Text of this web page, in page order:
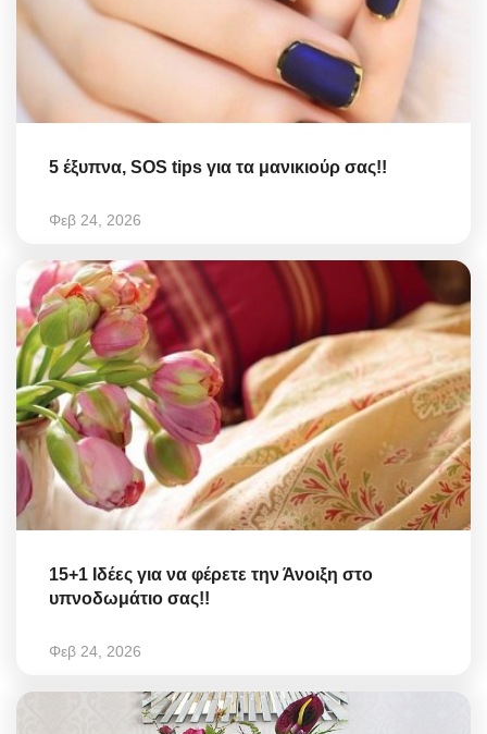
5 έξυπνα, SOS tips για τα μανικιούρ σας!!
Φεβ 24, 2026
15+1 Ιδέες για να φέρετε την Άνοιξη στο
υπνοδωμάτιο σας!!
Φεβ 24, 2026